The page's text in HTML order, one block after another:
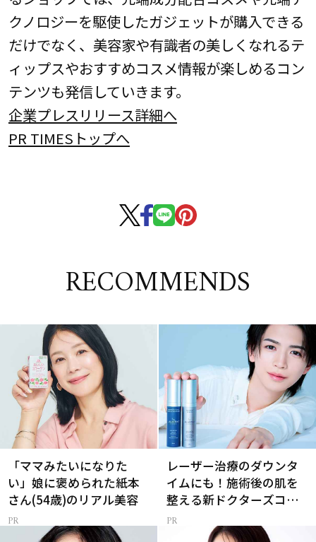
クノロジーを駆使したガジェットが購入できる
だけでなく、美容家や有識者の美しくなれるテ
ィップスやおすすめコスメ情報が楽しめるコン
テンツも発信していきます。
企業プレスリリース詳細へ
PR TIMESトップへ
RECOMMENDS
「ママみたいになりた
い」娘に褒められた紙本
さん(54歳)のリアル美容
レーザー治療のダウンタ
イムにも！施術後の肌を
整える新ドクターズコス
メ